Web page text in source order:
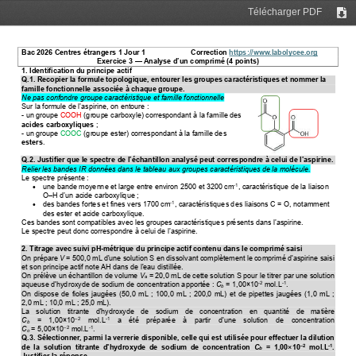
Télécharger PDF
Bac 2026 Centres étrangers 1 Jour 1 Correction https://www.labolycee.org
Exercice 3 — Analyse d’un comprimé (4 points)
1. Identification du principe actif
Q.1. Recopier la formule topologique, entourer les groupes caractéristiques et nommer la
famille fonctionnelle associée à chaque groupe.
Ne pas confondre groupe caractéristique et famille fonctionnelle
Sur la formule de l’aspirine, on entoure :
- un groupe COOH (groupe carboxyle) correspondant à la famille des
acides carboxyliques ;
- un groupe COOC (groupe ester) correspondant à la famille des
esters.
Q.2. Justifier que le spectre de l’échantillon analysé peut correspondre à celui de l’aspirine.
Relier les bandes IR données dans le tableau aux groupes caractéristiques de la molécule.
Le spectre présente :
• une bande moyenne et large entre environ 2500 et 3200 cm-1
, caractéristique de la liaison
O–H d’un acide carboxylique ;
• des bandes fortes et fines vers 1700 cm-1 , caractéristiques des liaisons C = O , notamment
des ester et acide carboxylique.
Ces bandes sont compatibles avec les groupes caractéristiques présents dans l’aspirine.
Le spectre peut donc correspondre à celui de l’aspirine.
2. Titrage avec suivi pH-métrique du principe actif contenu dans le comprimé saisi
On prépare V = 500,0 mL d'une solution S en dissolvant complètement le comprimé d'aspirine saisi
et son principe actif note AH dans de l'eau distillée.
On prélève un échantillon de volume Va = 20,0 mL de cette solution S pour le titrer par une solution
aqueuse d'hydroxyde de sodium de concentration apportée : Cb = 1,00×10-2 mol.L -1
On dispose de fioles jaugées (50,0 mL ; 100,0 mL ; 200,0 mL) et de pipettes jaugées (1,0 mL ;
2,0 mL ; 10,0 mL ; 25,0 mL).
La  solution  titrante  d'hydroxyde  de  sodium  de  concentration  en  quantité de  matière
Cb =  1,00×10–2 mol.L -1
a  été  préparée  à  partir  d'une  solution  de  concentration
Co = 5,00×10–2 mol.L -1.
Q.3. Sélectionner, parmi la verrerie disponible, celle qui est utilisée pour effectuer la dilution
de  la solution  titrante  d'hydroxyde  de  sodium  de  concentration Cb =  1,00×10–2 mol.L-1